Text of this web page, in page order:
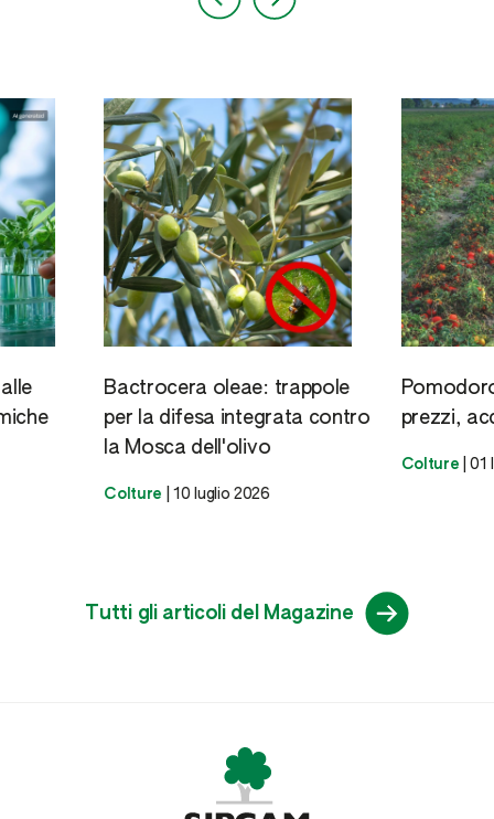
Bactrocera oleae: trappole
per la difesa integrata contro
la Mosca dell'olivo
Colture |10 luglio 2026
prezzi,
Colture |01
Tutti gli articoli del Magazine